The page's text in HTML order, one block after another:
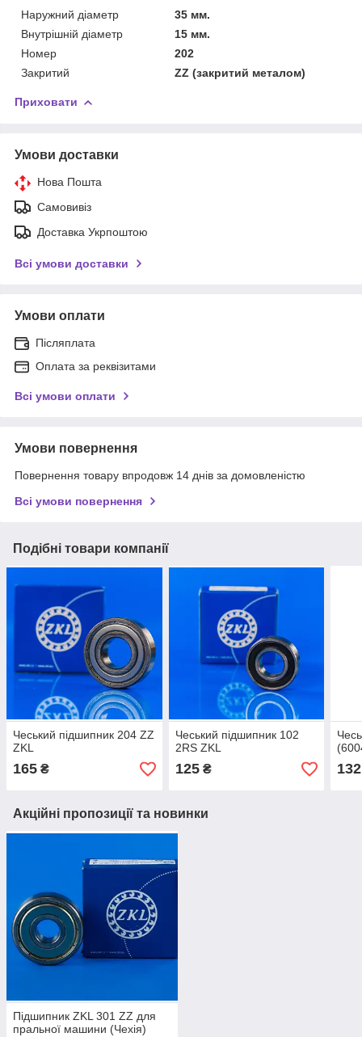
Наружний діаметр
35 мм.
Внутрішній діаметр
15 мм.
Номер
202
Закритий
ZZ (закритий металом)
Приховати
Умови доставки
Нова Пошта
Самовивіз
Доставка Укрпоштою
Всі умови доставки
Умови оплати
Післяплата
Оплата за реквізитами
Всі умови оплати
Умови повернення
Повернення товару впродовж 14 днів за домовленістю
Всі умови повернення
Подібні товари компанії
Чеський підшипник 204 ZZ
ZKL
165 ₴
Чеський підшипник 102
2RS ZKL
125₴ 132
Акційні пропозиції та новинки
Підшипник ZKL 301 ZZ для
пральної машини (Чехія)